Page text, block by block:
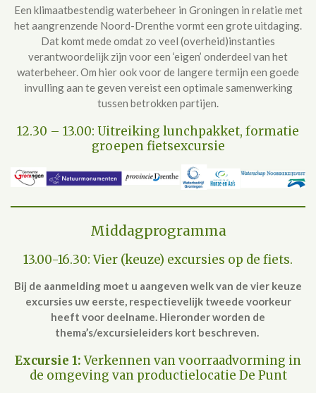
Een klimaatbestendig waterbeheer in Groningen in relatie met
het aangrenzende Noord-Drenthe vormt een grote uitdaging.
Dat komt mede omdat zo veel (overheid)instanties
verantwoordelijk zijn voor een ‘eigen’ onderdeel van het
waterbeheer. Om hier ook voor de langere termijn een goede
invulling aan te geven vereist een optimale samenwerking
tussen betrokken partijen.
12.30 – 13.00: Uitreiking lunchpakket, formatie
groepen fietsexcursie
Middagprogramma
13.00-16.30: Vier (keuze) excursies op de fiets.
Bij de aanmelding moet u aangeven welk van de vier keuze
excursies uw eerste, respectievelijk tweede voorkeur
heeft voor deelname. Hieronder worden de
thema’s/excursieleiders kort beschreven.
Excursie 1:Verkennen van voorraadvorming in
de omgeving van productielocatie De Punt